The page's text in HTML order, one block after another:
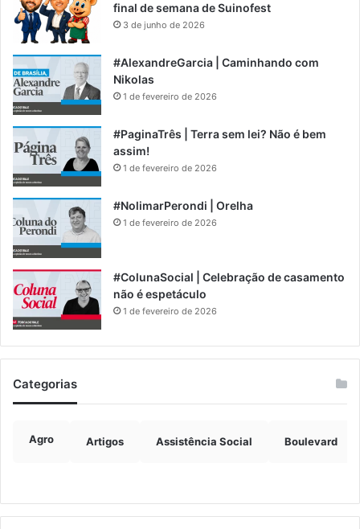
final de semana de Suinofest
3 de junho de 2026
#AlexandreGarcia | Caminhando com
Nikolas
1 de fevereiro de 2026
#PaginaTrês | Terra sem lei? Não é bem
assim!
1 de fevereiro de 2026
#NolimarPerondi | Orelha
1 de fevereiro de 2026
#ColunaSocial | Celebração de casamento
não é espetáculo
1 de fevereiro de 2026
Categorias
Agro Artigos Assistência Social Boulevard